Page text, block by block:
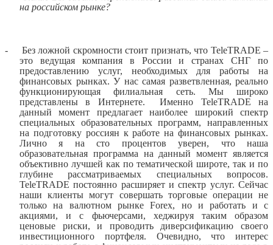
на российском рынке?
- Без ложной скромности стоит признать, что TeleTRADE –
это ведущая компания в России и странах СНГ по
предоставлению услуг, необходимых для работы на
финансовых рынках. У нас самая разветвленная, реально
функционирующая филиальная сеть. Мы широко
представлены в Интернете.
Именно TeleTRADE
на
данный момент предлагает наиболее широкий спектр
специальных образовательных программ, направленных
на подготовку россиян к работе на финансовых рынках.
Лично я на сто процентов уверен, что наша
образовательная программа на данный момент является
объективно лучшей как по тематической широте, так и по
глубине рассматриваемых специальных вопросов.
TeleTRADE постоянно расширяет и спектр услуг. Сейчас
наши клиенты могут совершать торговые операции не
только на валютном рынкеForex, но и работать и с
акциями, и с фьючерсами, хеджируя таким образом
ценовые риски, и проводить диверсификацию своего
инвестиционного портфеля. Очевидно, что интерес